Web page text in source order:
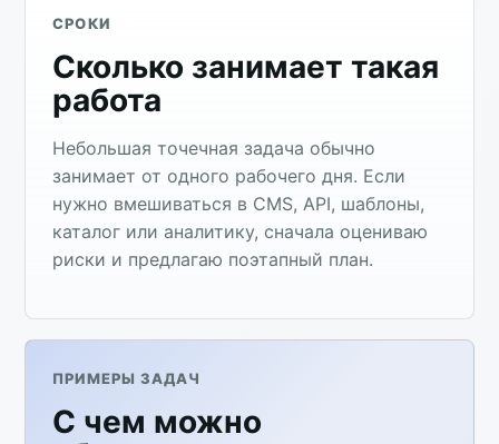
СРОКИ
Сколько занимает такая
работа
Небольшая точечная задача обычно
занимает от одного рабочего дня. Если
нужно вмешиваться в CMS, API, шаблоны,
каталог или аналитику, сначала оцениваю
риски и предлагаю поэтапный план.
ПРИМЕРЫ ЗАДАЧ
С чем можно